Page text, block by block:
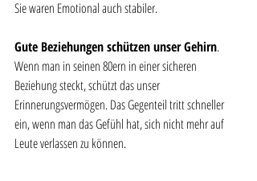
Sie waren Emotional auch stabiler.
Gute Beziehungen schützen unser Gehirn.
Wenn man in seinen 80ern in einer sicheren
Beziehung steckt, schützt das unser
Erinnerungsvermögen. Das Gegenteil tritt schneller
ein, wenn man das Gefühl hat, sich nicht mehr auf
Leute verlassen zu können.